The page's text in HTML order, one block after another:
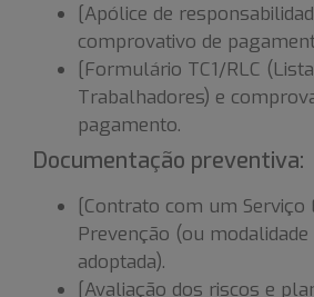
[Apólice de
comprovativo de
[Formulário TC1/RLC
Trabalhadores) e
pagamento.
Documentação preventiva:
[Contrato com um Serviço
Prevenção (ou
adoptada).
[Avaliação dos riscos e